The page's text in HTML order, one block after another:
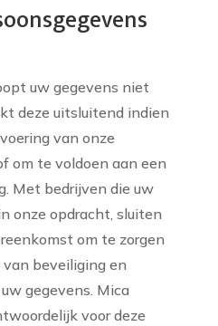
uw gegevens niet
deze uitsluitend indien
van onze
om te voldoen aan een
Met bedrijven die uw
onze opdracht, sluiten
om te zorgen
beveiliging en
gegevens. Mica
voor deze